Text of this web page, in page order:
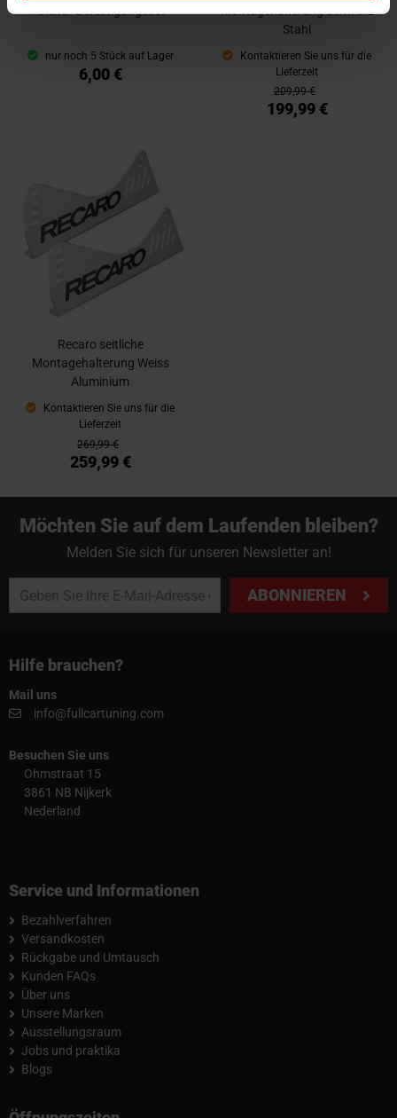
Gleiter-Befestigungsset
nur noch 5 Stück auf Lager
6,00 €
Montagehalterung Schwarz
Stahl
Kontaktieren Sie uns für die
Lieferzeit
209,99 €
199,99 €
Recaro seitliche
Montagehalterung Weiss
Aluminium
Kontaktieren Sie uns für die
Lieferzeit
269,99 €
259,99 €
Möchten Sie auf dem Laufenden bleiben?
Melden Sie sich für unseren Newsletter an!
ABONNIEREN
Hilfe brauchen?
Mail uns
info@fullcartuning.com
Besuchen Sie uns
Ohmstraat 15
3861 NB Nijkerk
Nederland
Service und Informationen
Bezahlverfahren
Versandkosten
Rückgabe und Umtausch
Kunden FAQs
Über uns
Unsere Marken
Ausstellungsraum
Jobs und praktika
Blogs